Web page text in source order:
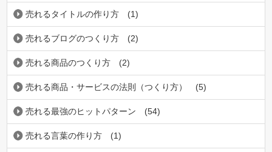
売れるタイトルの作り方 (1)
売れるブログのつくり方 (2)
売れる商品のつくり方 (2)
売れる商品・サービスの法則（つくり方） (5)
売れる最強のヒットパターン (54)
売れる言葉の作り方 (1)